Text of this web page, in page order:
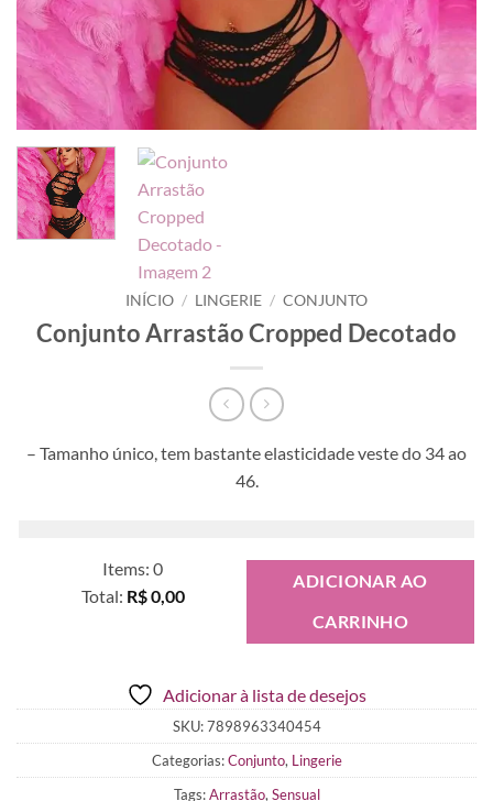
INÍCIO / LINGERIE / CONJUNTO
Conjunto Arrastão Cropped Decotado
– Tamanho único, tem bastante elasticidade veste do 34 ao
46.
Items: 0
Total: R$ 0,00
R$ 0,00
ADICIONAR AO
CARRINHO
Adicionar à lista de desejos
SKU:7898963340454
Categorias:Conjunto, Lingerie
Tags:Arrastão,Sensual